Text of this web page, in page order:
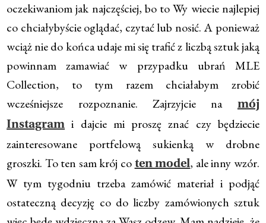
oczekiwaniom jak najczęściej, bo to Wy wiecie najlepiej
co chciałybyście oglądać, czytać lub nosić. A ponieważ
wciąż nie do końca udaje mi się trafić z liczbą sztuk jaką
powinnam zamawiać w przypadku ubrań MLE
Collection, to tym razem chciałabym zrobić
wcześniejsze rozpoznanie. Zajrzyjcie na
mój
Instagram i dajcie mi proszę znać czy będziecie
zainteresowane portfelową sukienką w drobne
groszki. To ten sam krój co ten model, ale inny wzór.
W tym tygodniu trzeba zamówić materiał i podjąć
ostateczną decyzję co do liczby zamówionych sztuk